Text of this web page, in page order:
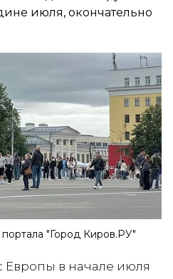
июля, окончательно
"Город Киров.РУ"
Европы в начале июля